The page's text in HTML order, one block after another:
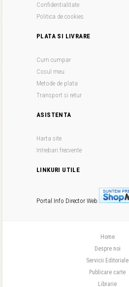
Confidentialitate
Politica de cookies
PLATA SI LIVRARE
Cum cumpar
Cosul meu
Metode de plata
Transport si retur
ASISTENTA
Harta site
Intrebari frecvente
LINKURI UTILE
Portal Info Director Web
Home
Despre noi
Servicii Editoriale
Publicare carte
Librarie